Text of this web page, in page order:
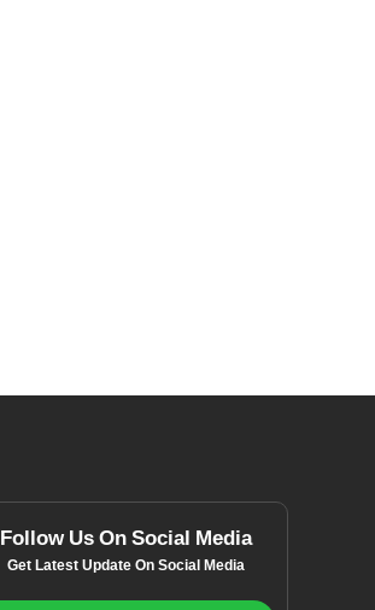
Follow Us On Social Media
Get Latest Update On Social Media